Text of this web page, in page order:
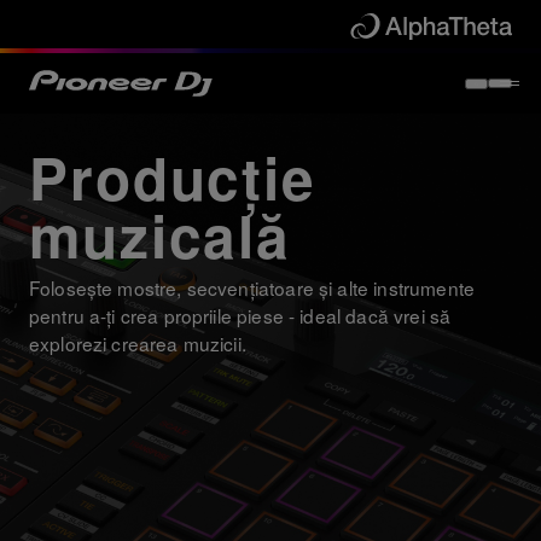
Producție
muzicală
Folosește mostre, secvențiatoare și alte instrumente
pentru a-ți crea propriile piese - ideal dacă vrei să
explorezi crearea muzicii.